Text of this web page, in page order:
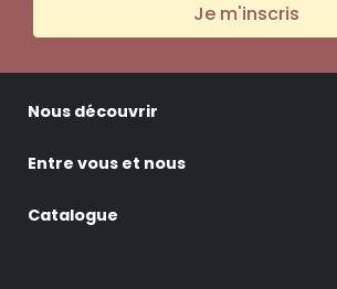
Je m'inscris
Nous découvrir
Entre vous et nous
Catalogue